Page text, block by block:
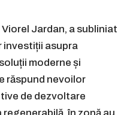
Jardan, a subliniat
investiții asupra
moderne și
răspund nevoilor
de dezvoltare